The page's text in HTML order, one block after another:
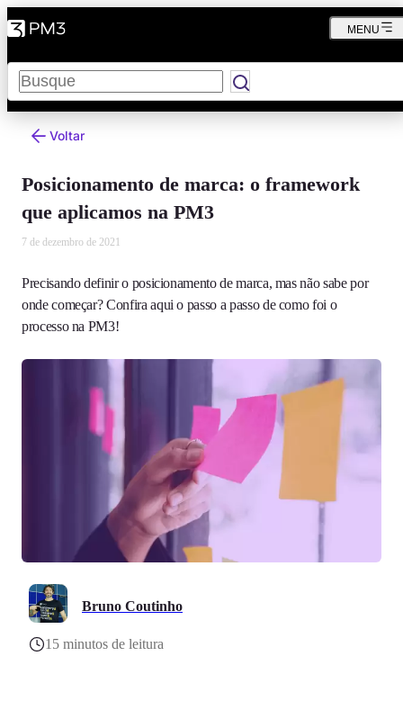
Pesquisar
MENU
Voltar
Bruno Coutinho
15 minutos de leitura
Posicionamento de marca: o framework
que aplicamos na PM3
7 de dezembro de 2021
Precisando definir o posicionamento de marca, mas não sabe por
onde começar? Confira aqui o passo a passo de como foi o
processo na PM3!